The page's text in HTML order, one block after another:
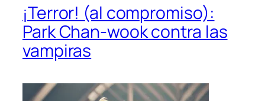
¡Terror! (al compromiso):
Park Chan-wook contra las
vampiras